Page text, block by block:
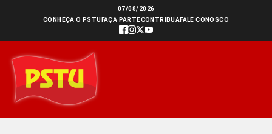
conteúdo
07/08/2026
CONHEÇA O PSTU FAÇA PARTECONTRIBUAFALE CONOSCO